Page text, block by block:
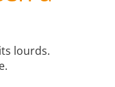
lourds.